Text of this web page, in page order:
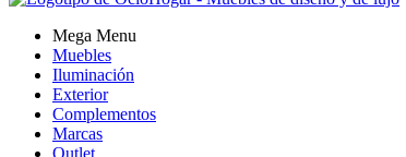
Mega Menu
Muebles
Iluminación
Exterior
Complementos
Marcas
Outlet